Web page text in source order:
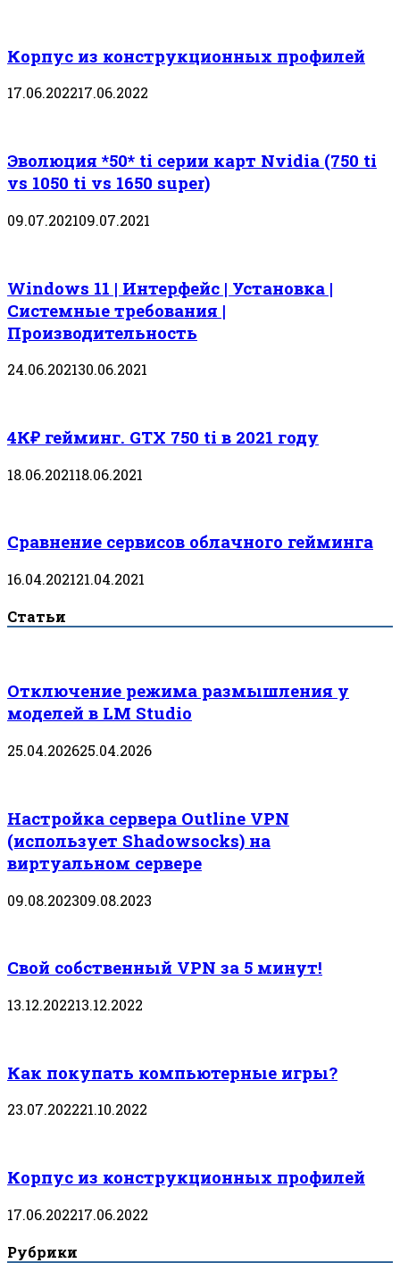
Корпус из конструкционных профилей
17.06.202217.06.2022
Эволюция *50* ti серии карт Nvidia (750 ti
vs 1050 ti vs 1650 super)
09.07.202109.07.2021
Windows 11 | Интерфейс | Установка |
Системные требования |
Производительность
24.06.202130.06.2021
4К₽ гейминг. GTX 750 ti в 2021 году
18.06.202118.06.2021
Сравнение сервисов облачного гейминга
16.04.202121.04.2021
Статьи
Отключение режима размышления у
моделей в LM Studio
25.04.202625.04.2026
Настройка сервера Outline VPN
(использует Shadowsocks) на
виртуальном сервере
09.08.202309.08.2023
Свой собственный VPN за 5 минут!
13.12.202213.12.2022
Как покупать компьютерные игры?
23.07.202221.10.2022
Корпус из конструкционных профилей
17.06.202217.06.2022
Рубрики